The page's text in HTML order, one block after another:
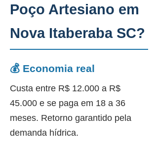
Poço Artesiano em
Nova Itaberaba SC?
💰 Economia real
Custa entre R$ 12.000 a R$
45.000 e se paga em 18 a 36
meses. Retorno garantido pela
demanda hídrica.